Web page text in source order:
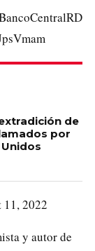
de
por
11, 2022
y autor de